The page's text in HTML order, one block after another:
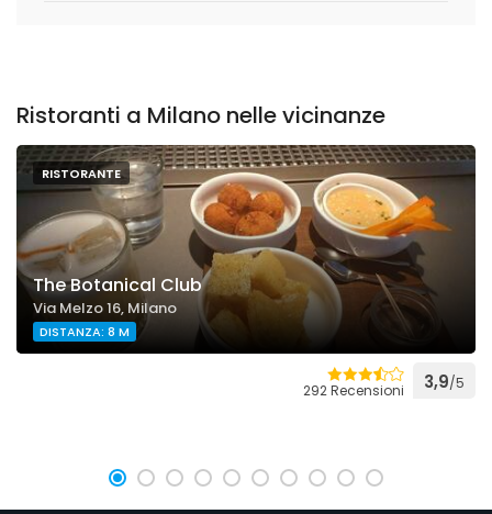
Ristoranti a Milano nelle vicinanze
RISTORANTE
The Botanical Club
Via Melzo 16, Milano
DISTANZA: 8 M
292 Recensioni 3,9/5